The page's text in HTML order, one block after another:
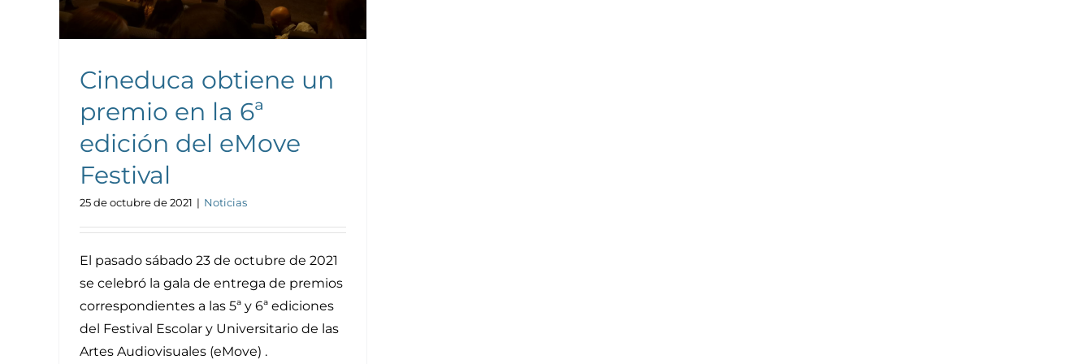
Cineduca obtiene un
premio en la 6ª
edición del eMove
Festival
25 de octubre de 2021 | Noticias
El pasado sábado 23 de octubre de 2021
se celebró la gala de entrega de premios
correspondientes a las 5ª y 6ª ediciones
del Festival Escolar y Universitario de las
Artes Audiovisuales (eMove) .